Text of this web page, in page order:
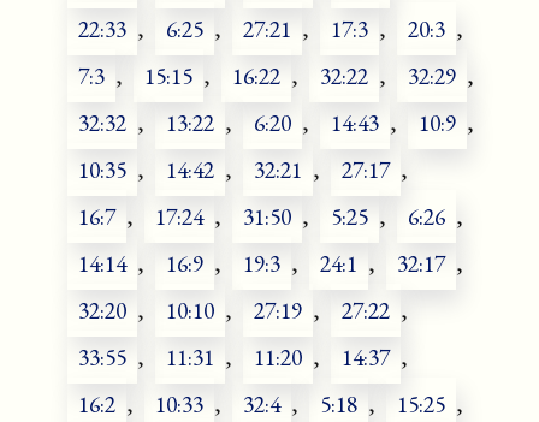
22:33 , 6:25 , 27:21 , 17:3 , 20:3 ,
7:3 , 15:15 , 16:22 , 32:22 , 32:29 ,
32:32 , 13:22 , 6:20 , 14:43 , 10:9 ,
10:35 , 14:42 , 32:21 , 27:17 ,
16:7 , 17:24 , 31:50 , 5:25 , 6:26 ,
14:14 , 16:9 , 19:3 , 24:1 , 32:17 ,
32:20 , 10:10 , 27:19 , 27:22 ,
33:55 , 11:31 , 11:20 , 14:37 ,
16:2 , 10:33 , 32:4 , 5:18 , 15:25 ,